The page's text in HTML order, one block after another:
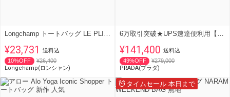
Longchamp トートバッグ LE PLIAGE ORIGINAL 2605 089
¥23,731
送料込
10%OFF
¥26,400
Longchamp(ロンシャン)
6万取引突破★UPS速達便利用【PRADA】1BG493 2M2T_トートバッグ
¥141,400 送料込
49%OFF
¥279,000
PRADA(プラダ)
タイムセール 本日まで